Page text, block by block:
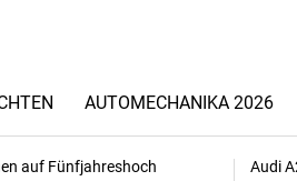
AUTOMECHANIKA 2026
auf Fünfjahreshoch
Audi